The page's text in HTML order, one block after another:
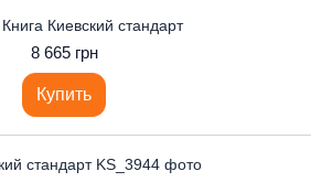
Киевский стандарт
8 665 грн
Купить